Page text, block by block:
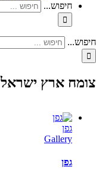
חיפוש...
חיפוש...
צומח ארץ ישראל
גפן
Gallery
גפן